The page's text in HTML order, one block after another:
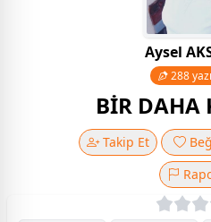
Aysel
288
BİR DAHA
Takip Et